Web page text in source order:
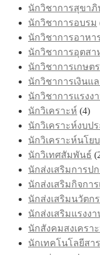
นักวิชาการสุขาภิ
นักวิชาการอบรม
นักวิชาการอาหา
นักวิชาการอุตสา
นักวิชาการเกษตร
นักวิชาการเงินแ
นักวิชาการแรงง
นักวิเคราะห์ (4)
นักวิเคราะห์งบป
นักวิเคราะห์นโย
นักวิเทศสัมพันธ์
นักส่งเสริมการป
นักส่งเสริมกิจกา
นักส่งเสริมนวัตก
นักส่งเสริมแรงง
นักสังคมสงเครา
นักเทคโนโลยีสา